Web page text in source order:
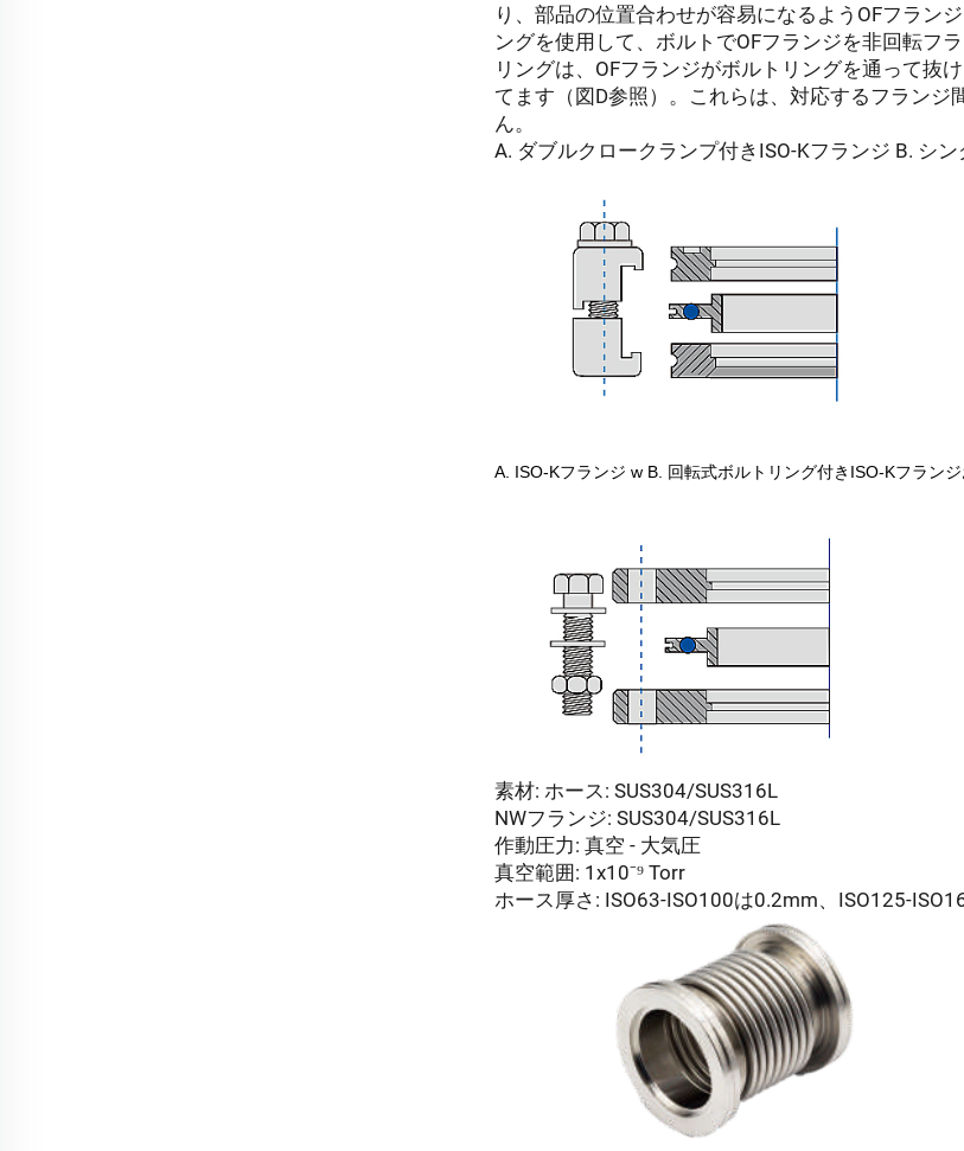
り、部品の位置合わせが容易になるようOFフラン
ングを使用して、ボルトでOFフランジを非回転フ
リングは、OFフランジがボルトリングを通って抜
てます（図D参照）。これらは、対応するフラン
ん。
A. ダブルクロークランプ付きISO-Kフランジ B. シ
A. ISO-Kフランジ w B. 回転式ボルトリング付きISO-Kフラン
素材: ホース: SUS304/SUS316L
NWフランジ: SUS304/SUS316L
作動圧力: 真空 - 大気圧
真空範囲: 1x10⁻⁹ Torr
ホース厚さ: ISO63-ISO100は0.2mm、ISO125-